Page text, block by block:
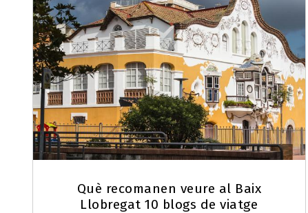
Què recomanen veure al Baix
Llobregat 10 blogs de viatge